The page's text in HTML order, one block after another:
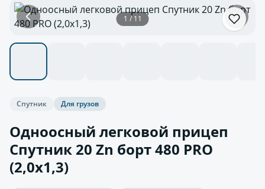
1 / 11
Спутник Для грузов
Одноосный легковой прицеп
Спутник 20 Zn борт 480 PRO
(2,0х1,3)